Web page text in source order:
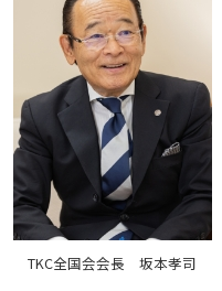
TKC全国会会長 坂本孝司